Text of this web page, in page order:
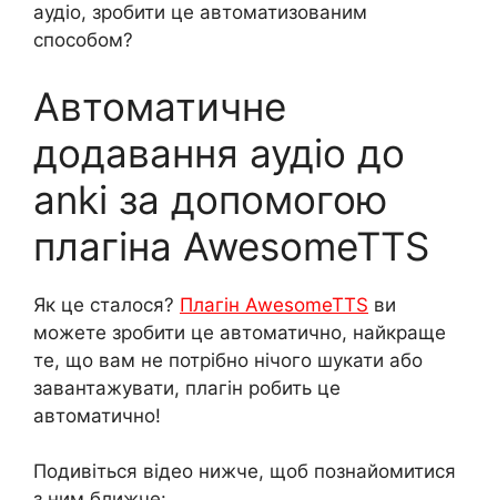
аудіо, зробити це автоматизованим
способом?
Автоматичне
додавання аудіо до
anki за допомогою
плагіна AwesomeTTS
Як це сталося? Плагін AwesomeTTS ви
можете зробити це автоматично, найкраще
те, що вам не потрібно нічого шукати або
завантажувати, плагін робить це
автоматично!
Подивіться відео нижче, щоб познайомитися